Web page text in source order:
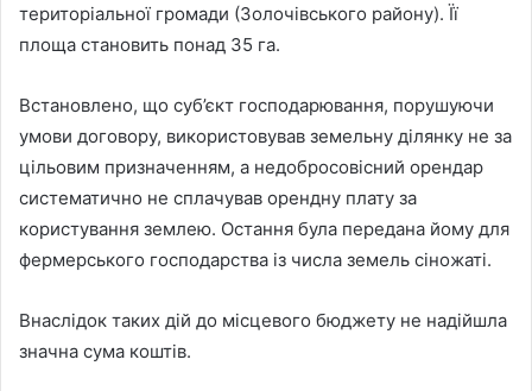
територіальної громади (Золочівського району). Її
площа становить понад 35 га.
Встановлено, що суб’єкт господарювання, порушуючи
умови договору, використовував земельну ділянку не за
цільовим призначенням, а недобросовісний орендар
систематично не сплачував орендну плату за
користування землею. Остання була передана йому для
фермерського господарства із числа земель сіножаті.
Внаслідок таких дій до місцевого бюджету не надійшла
значна сума коштів.